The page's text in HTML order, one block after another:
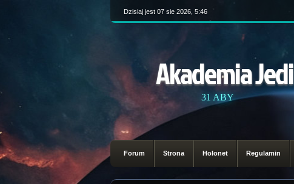
Dzisiaj jest 07 sie 2026, 5:46
Akademia Jedi
31 ABY
Forum Strona Holonet Regulamin